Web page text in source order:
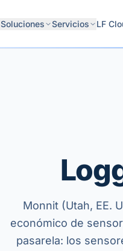
Soluciones Servicios LF
Monnit (Utah, EE.
económico de
pasarela: los